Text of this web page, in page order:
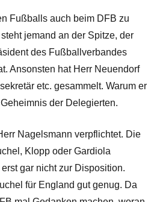
Fußballs auch beim DFB zu
jemand an der Spitze, der
des Fußballverbandes
Ansonsten hat Herr Neuendorf
etc. gesammelt. Warum er
der Delegierten.
Nagelsmann verpflichtet. Die
Klopp oder Gardiola
gar nicht zur Disposition.
für England gut genug. Da